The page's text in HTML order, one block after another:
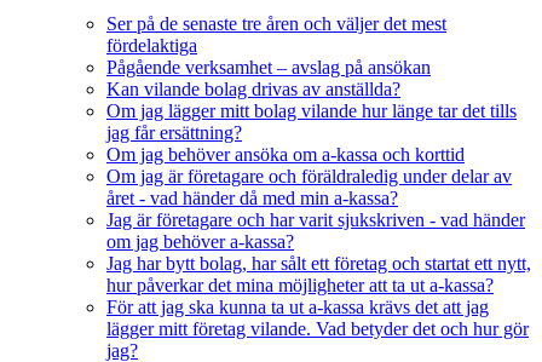
Ser på de senaste tre åren och väljer det mest
fördelaktiga
Pågående verksamhet – avslag på ansökan
Kan vilande bolag drivas av anställda?
Om jag lägger mitt bolag vilande hur länge tar det tills
jag får ersättning?
Om jag behöver ansöka om a-kassa och korttid
Om jag är företagare och föräldraledig under delar av
året - vad händer då med min a-kassa?
Jag är företagare och har varit sjukskriven - vad händer
om jag behöver a-kassa?
Jag har bytt bolag, har sålt ett företag och startat ett nytt,
hur påverkar det mina möjligheter att ta ut a-kassa?
För att jag ska kunna ta ut a-kassa krävs det att jag
lägger mitt företag vilande. Vad betyder det och hur gör
jag?